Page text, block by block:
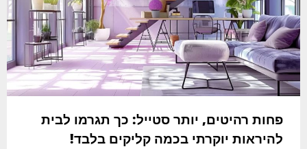
פחות רהיטים, יותר סטייל: כך תגרמו לבית
להיראות יוקרתי בכמה קליקים בלבד!